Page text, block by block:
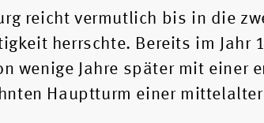
reicht vermutlich bis in die
herrschte. Bereits im Jahr
wenige Jahre später mit einer
Hauptturm einer